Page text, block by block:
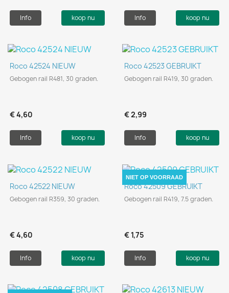
Info koop nu Info koop nu
Roco 42524 NIEUW
Gebogen rail R481, 30 graden.
€ 4,60
Info koop nu
Roco 42523 GEBRUIKT
Gebogen rail R419, 30 graden.
€ 2,99
Info koop nu
Roco 42522 NIEUW
Gebogen rail R359, 30 graden.
€ 4,60
Info koop nu
Roco 42509 GEBRUIKT
Gebogen rail R419, 7.5 graden.
€ 1,75
Info koop nu
NIET OP VOORRAAD